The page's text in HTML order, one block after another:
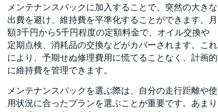
メンテナンスパックに加入することで、突然の大きな
出費を避け、維持費を平準化することができます。月
額3千円から5千円程度の定額料金で、オイル交換や
定期点検、消耗品の交換などがカバーされます。これ
により、予期せぬ修理費用に慌てることなく、計画的
に維持費を管理できます。
メンテナンスパックを選ぶ際は、自分の走行距離や使
用状況に合ったプランを選ぶことが重要です。あまり